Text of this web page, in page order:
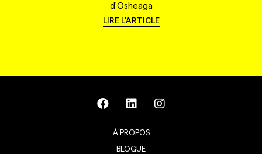
d'Osheaga
LIRE L'ARTICLE
À PROPOS
BLOGUE